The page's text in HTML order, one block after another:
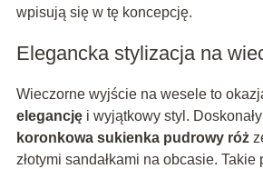
wpisują się w tę koncepcję.
Elegancka stylizacja na
Wieczorne wyjście na wesele to
elegancjęi wyjątkowy styl.
koronkowa sukienka pudrowy róż
złotymi sandałkami na obcasie. Takie